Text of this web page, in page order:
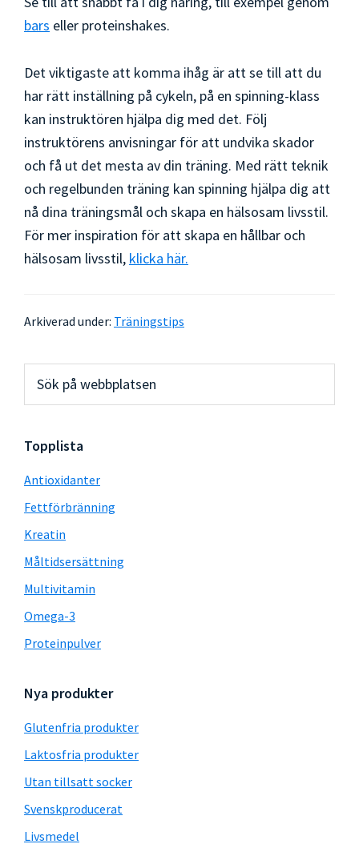
bars eller proteinshakes.
Det viktigaste att komma ihåg är att se till att du
har rätt inställning på cykeln, på en spinning-klass
kan instruktören hjälpa dig med det. Följ
instruktörens anvisningar för att undvika skador
och få ut det mesta av din träning. Med rätt teknik
och regelbunden träning kan spinning hjälpa dig att
nå dina träningsmål och skapa en hälsosam livsstil.
För mer inspiration för att skapa en hållbar och
hälsosam livsstil, klicka här.
Arkiverad under: Träningstips
Primärt
sidofält
Topplista
Antioxidanter
Fettförbränning
Kreatin
Måltidsersättning
Multivitamin
Omega-3
Proteinpulver
Nya produkter
Glutenfria produkter
Laktosfria produkter
Utan tillsatt socker
Svenskproducerat
Livsmedel